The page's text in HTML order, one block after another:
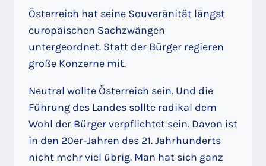
Österreich hat seine Souveränität längst
europäischen Sachzwängen
untergeordnet. Statt der Bürger regieren
große Konzerne mit.
Neutral wollte Österreich sein. Und die
Führung des Landes sollte radikal dem
Wohl der Bürger verpflichtet sein. Davon ist
in den 20er-Jahren des 21. Jahrhunderts
nicht mehr viel übrig. Man hat sich ganz